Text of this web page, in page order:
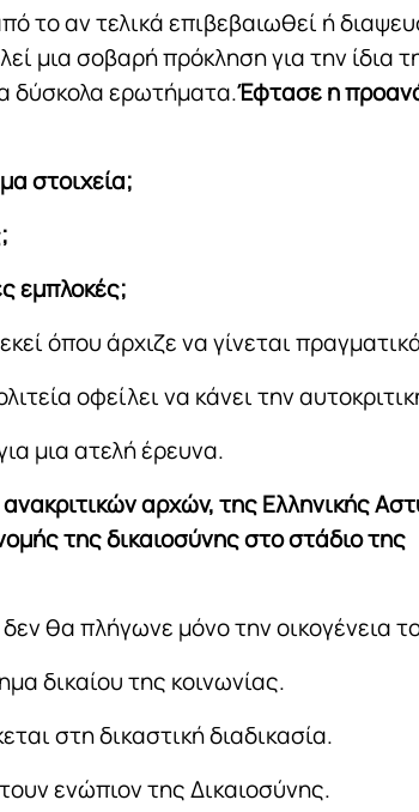
το αν τελικά επιβεβαιωθεί ή
μια σοβαρή πρόκληση για την ίδια
δύσκολα ερωτήματα.Έφτασε η
στοιχεία;
εμπλοκές;
όπου άρχιζε να γίνεται
οφείλει να κάνει την
μια ατελή έρευνα.
αρχών, της Ελληνικής
της δικαιοσύνης στο στάδιο της
δεν θα πλήγωνε μόνο την οικογένεια
δικαίου της κοινωνίας.
στη δικαστική διαδικασία.
ενώπιον της Δικαιοσύνης.